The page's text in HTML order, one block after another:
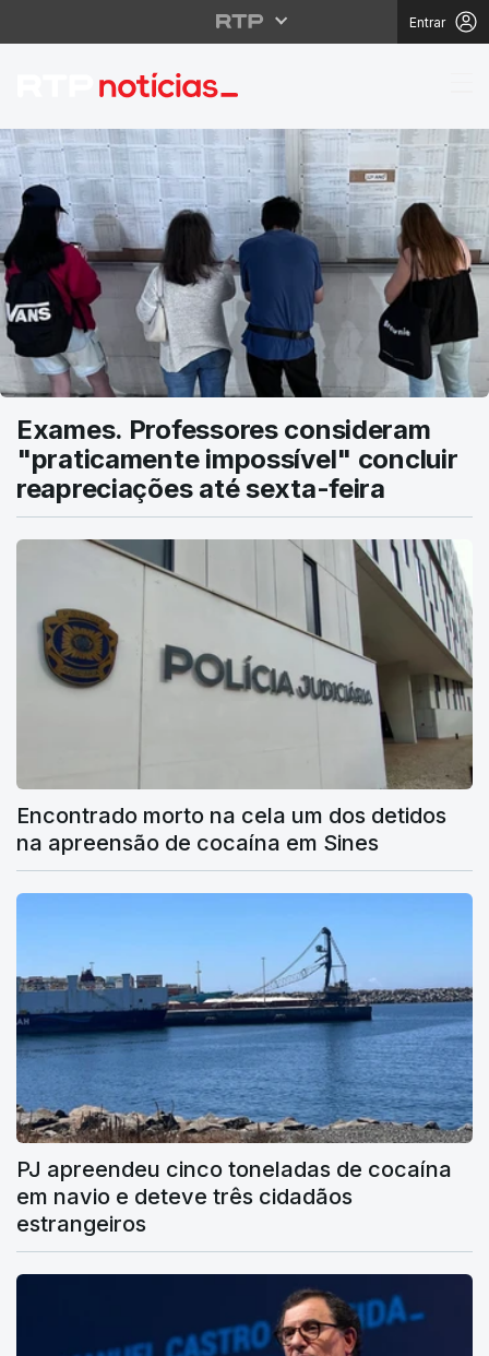
Entrar
RTP Notícias
Exames. Professores consideram
"praticamente impossível" concluir
reapreciações até sexta-feira
Encontrado morto na cela um dos detidos
na apreensão de cocaína em Sines
PJ apreendeu cinco toneladas de cocaína
em navio e deteve três cidadãos
estrangeiros